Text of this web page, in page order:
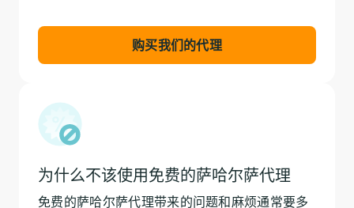
购买我们的代理
为什么不该使用免费的萨哈尔萨代理
免费的萨哈尔萨代理带来的问题和麻烦通常要多